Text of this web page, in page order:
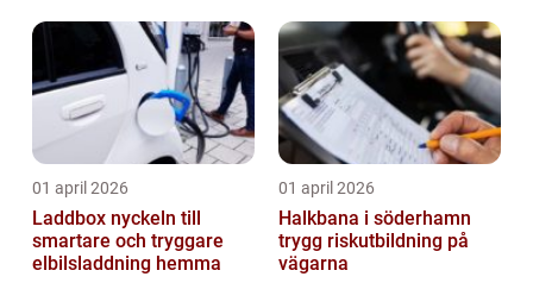
01 april 2026
Laddbox nyckeln till
smartare och tryggare
elbilsladdning hemma
01 april 2026
Halkbana i söderhamn
trygg riskutbildning på
vägarna